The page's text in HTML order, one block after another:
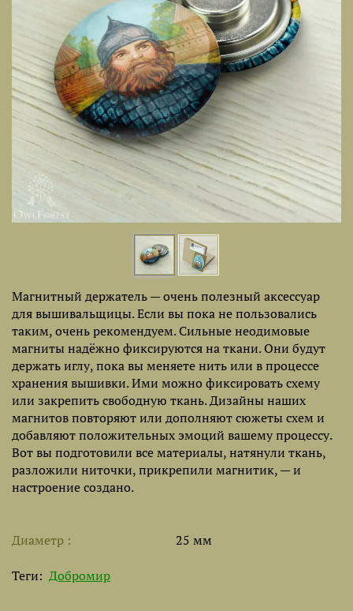
Магнитный держатель — очень полезный аксессуар
для вышивальщицы. Если вы пока не пользовались
таким, очень рекомендуем. Сильные неодимовые
магниты надёжно фиксируются на ткани. Они будут
держать иглу, пока вы меняете нить или в процессе
хранения вышивки. Ими можно фиксировать схему
или закрепить свободную ткань. Дизайны наших
магнитов повторяют или дополняют сюжеты схем и
добавляют положительных эмоций вашему процессу.
Вот вы подготовили все материалы, натянули ткань,
разложили ниточки, прикрепили магнитик, — и
настроение создано.
Диаметр 25 мм
Теги: Добромир